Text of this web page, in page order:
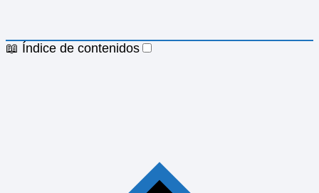
📖 Índice de contenidos